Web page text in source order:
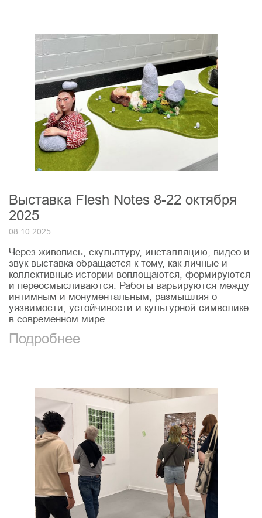
Выставка Flesh Notes 8-22 октября
2025
08.10.2025
Через живопись, скульптуру, инсталляцию, видео и
звук выставка обращается к тому, как личные и
коллективные истории воплощаются, формируются
и переосмысливаются. Работы варьируются между
интимным и монументальным, размышляя о
уязвимости, устойчивости и культурной символике
в современном мире.
Подробнее